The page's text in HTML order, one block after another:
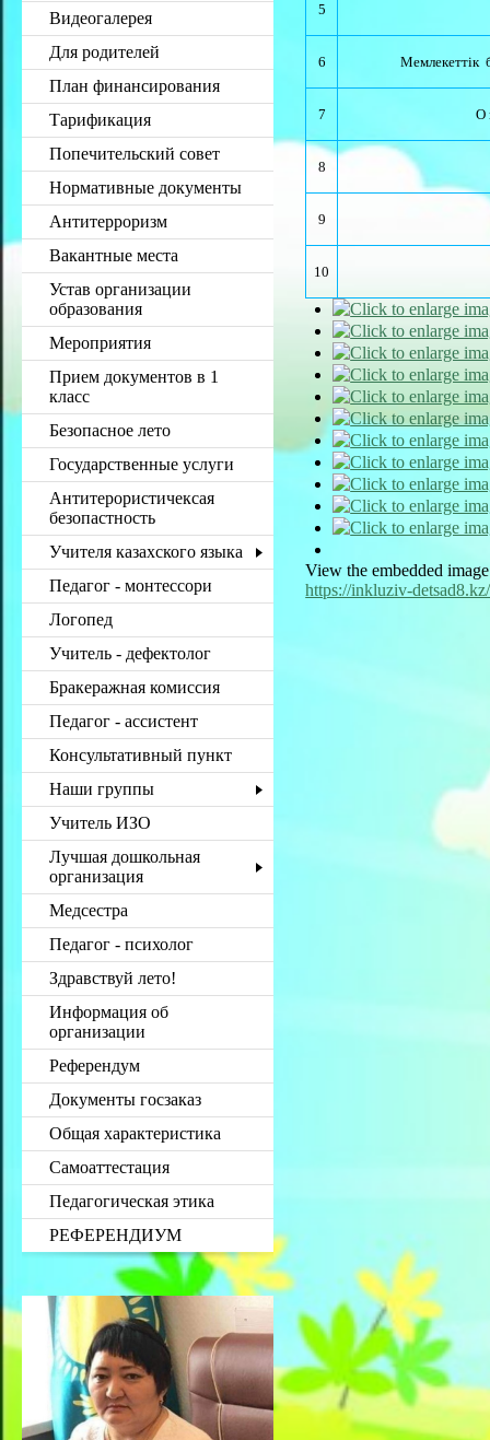
Видеогалерея
Для родителей
План финансирования
Тарификация
Попечительский совет
Нормативные документы
Антитерроризм
Вакантные места
Устав организации
образования
Мероприятия
Прием документов в 1
класс
Безопасное лето
Государственные услуги
Антитерористичексая
безопастность
Учителя казахского языка
Педагог - монтессори
Логопед
Учитель - дефектолог
Бракеражная комиссия
Педагог - ассистент
Консультативный пункт
Наши группы
Учитель ИЗО
Лучшая дошкольная
организация
Медсестра
Педагог - психолог
Здравствуй лето!
Информация об
организации
Референдум
Документы госзаказ
Общая характеристика
Самоаттестация
Педагогическая этика
РЕФЕРЕНДИУМ
5
6 Мемлекеттік
7 О
8
9
10
View the embedded
https://inkluziv-